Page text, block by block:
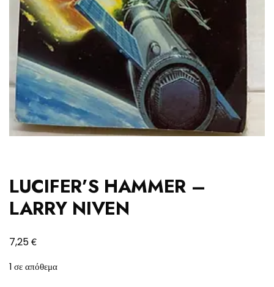
LUCIFER’S HAMMER –
LARRY NIVEN
7,25€
1 σε απόθεμα